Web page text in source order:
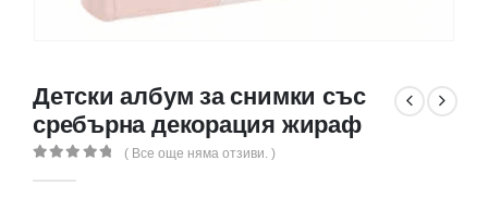
Детски албум за снимки със
сребърна декорация жираф
( Все още няма отзиви. )